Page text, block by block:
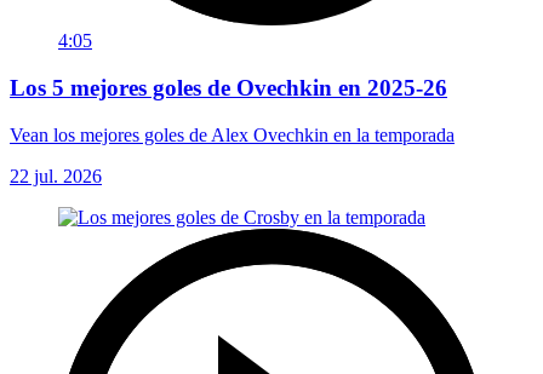
4:05
Los 5 mejores goles de Ovechkin en 2025-26
Vean los mejores goles de Alex Ovechkin en la temporada
22 jul. 2026